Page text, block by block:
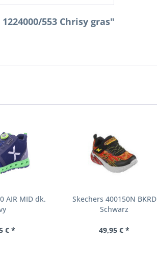
553 Chrisy gras"
AIR MID dk.
€ *
Skechers 400150N BKRD
Schwarz
49,95 € *